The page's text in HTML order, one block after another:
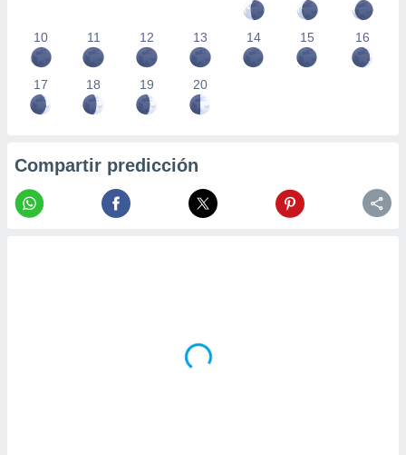
10 11 12 13 14 15 16
17 18 19 20
Compartir predicción